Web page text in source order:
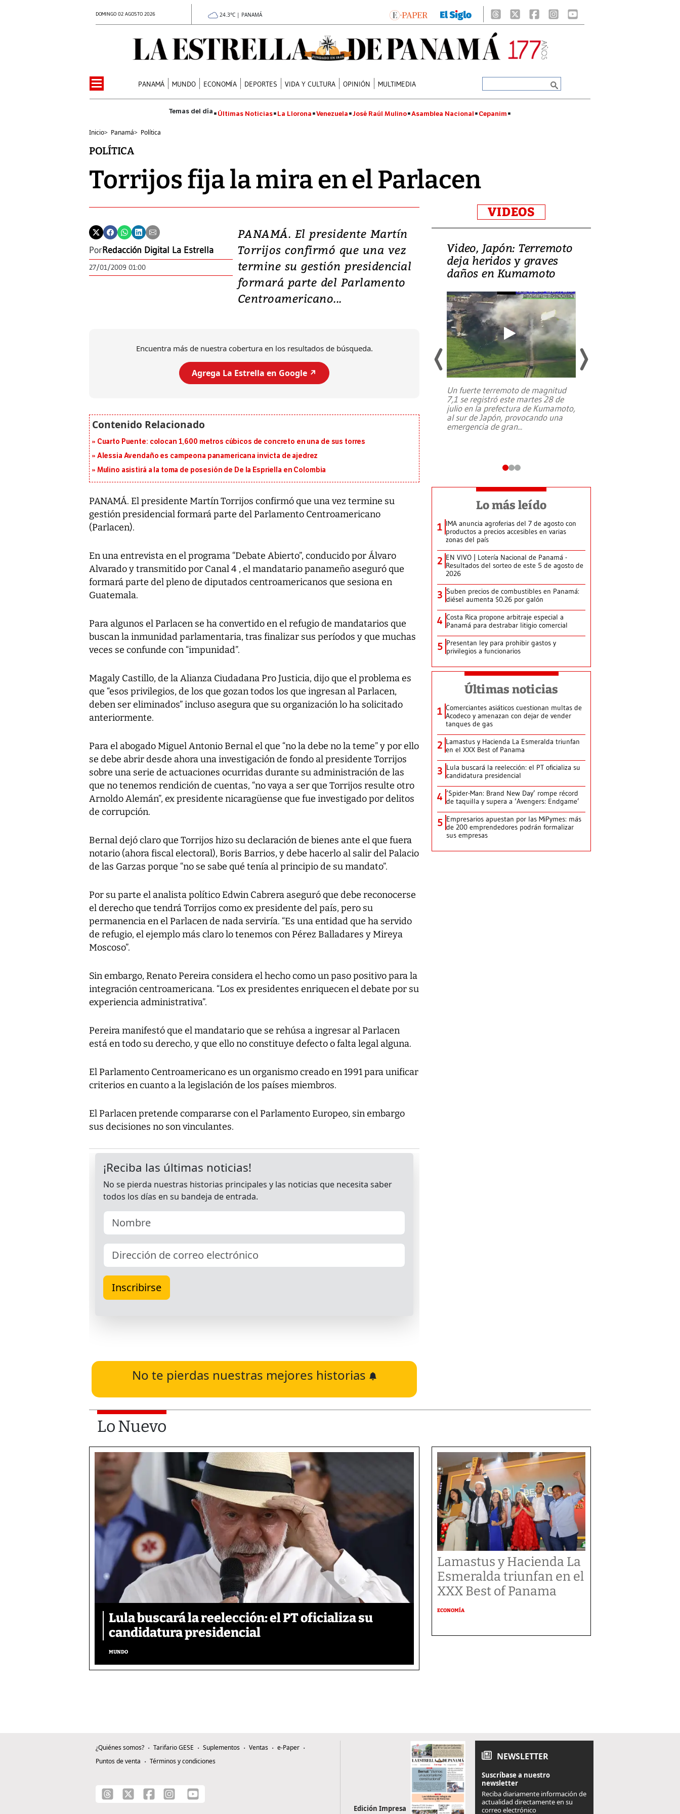
DOMINGO 02 AGOSTO 2026 24.3°C | PANAMÁ
PANAMÁ MUNDO ECONOMÍA DEPORTES VIDA Y CULTURA OPINIÓN MULTIMEDIA
Últimas Noticias La Llorona Venezuela José Raúl Mulino Asamblea Nacional Cepanim
Inicio> Panamá> Política
POLÍTICA
Torrijos fija la mira en el Parlacen
PorRedacción Digital La Estrella
27/01/2009 01:00
PANAMÁ. El presidente Martín
Torrijos confirmó que una vez
termine su gestión presidencial
formará parte del Parlamento
Centroamericano...
Encuentra más de nuestra cobertura en los resultados de búsqueda.
Agrega La Estrella en Google ↗️
Cuarto Puente: colocan 1,600 metros cúbicos de concreto en una de sus torres
Alessia Avendaño es campeona panamericana invicta de ajedrez
Mulino asistirá a la toma de posesión de De la Espriella en Colombia
PANAMÁ. El presidente Martín Torrijos confirmó que una vez termine su
gestión presidencial formará parte del Parlamento Centroamericano
(Parlacen).
En una entrevista en el programa “Debate Abierto”, conducido por Álvaro
Alvarado y transmitido por Canal 4 , el mandatario panameño aseguró que
formará parte del pleno de diputados centroamericanos que sesiona en
Guatemala.
Para algunos el Parlacen se ha convertido en el refugio de mandatarios que
buscan la inmunidad parlamentaria, tras finalizar sus períodos y que muchas
veces se confunde con “impunidad”.
Magaly Castillo, de la Alianza Ciudadana Pro Justicia, dijo que el problema es
que “esos privilegios, de los que gozan todos los que ingresan al Parlacen,
deben ser eliminados” incluso asegura que su organización lo ha solicitado
anteriormente.
Para el abogado Miguel Antonio Bernal el que “no la debe no la teme” y por ello
se debe abrir desde ahora una investigación de fondo al presidente Torrijos
sobre una serie de actuaciones ocurridas durante su administración de las
que no tenemos rendición de cuentas, “no vaya a ser que Torrijos resulte otro
Arnoldo Alemán”, ex presidente nicaragüense que fue investigado por delitos
de corrupción.
Bernal dejó claro que Torrijos hizo su declaración de bienes ante el que fuera
notario (ahora fiscal electoral), Boris Barrios, y debe hacerlo al salir del Palacio
de las Garzas porque “no se sabe qué tenía al principio de su mandato”.
Por su parte el analista político Edwin Cabrera aseguró que debe reconocerse
el derecho que tendrá Torrijos como ex presidente del país, pero su
permanencia en el Parlacen de nada serviría. “Es una entidad que ha servido
de refugio, el ejemplo más claro lo tenemos con Pérez Balladares y Mireya
Moscoso”.
Sin embargo, Renato Pereira considera el hecho como un paso positivo para la
integración centroamericana. “Los ex presidentes enriquecen el debate por su
experiencia administrativa”.
Pereira manifestó que el mandatario que se rehúsa a ingresar al Parlacen
está en todo su derecho, y que ello no constituye defecto o falta legal alguna.
El Parlamento Centroamericano es un organismo creado en 1991 para unificar
criterios en cuanto a la legislación de los países miembros.
El Parlacen pretende compararse con el Parlamento Europeo, sin embargo
sus decisiones no son vinculantes.
No te pierdas nuestras mejores historias
VIDEOS
Isidro Carbonell,
director de la Lotería:
‘Vamos a ser más
transparentes, tengan fe
Video, Japón: Terremoto
deja heridos y graves
daños en Kumamoto
Un fuerte terremoto de magnitud
7,1 se registró este martes 28 de
julio en la prefectura de Kumamoto,
al sur de Japón, provocando una
emergencia de gran...
Lo más leído
1 IMA anuncia agroferias del 7 de agosto con
productos a precios accesibles en varias
zonas del país
2 EN VIVO | Lotería Nacional de Panamá -
Resultados del sorteo de este 5 de agosto de
2026
3 Suben precios de combustibles en Panamá:
diésel aumenta $0.26 por galón
4 Costa Rica propone arbitraje especial a
Panamá para destrabar litigio comercial
5 Presentan ley para prohibir gastos y
privilegios a funcionarios
Últimas noticias
1 Comerciantes asiáticos cuestionan multas de
Acodeco y amenazan con dejar de vender
tanques de gas
2 Lamastus y Hacienda La Esmeralda triunfan
en el XXX Best of Panama
3 Lula buscará la reelección: el PT oficializa su
candidatura presidencial
4 ‘Spider-Man: Brand New Day’ rompe récord
de taquilla y supera a ‘Avengers: Endgame’
5 Empresarios apuestan por las MiPymes: más
de 200 emprendedores podrán formalizar
sus empresas
Lo Nuevo
Lula buscará la reelección: el PT oficializa su
candidatura presidencial
MUNDO
Lamastus y Hacienda La
Esmeralda triunfan en el
XXX Best of Panama
ECONOMÍA
¿Quiénes somos? Tarifario GESE Suplementos Ventas
e-Paper
Puntos de venta
Términos y condiciones
Edición Impresa
NEWSLETTER
Suscríbase a nuestro
newsletter
Reciba diariamente información de
actualidad directamente en su
correo electrónico